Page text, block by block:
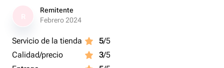
Remitente
Febrero 2024
Servicio de la tienda 5/5
Calidad/precio
3/5